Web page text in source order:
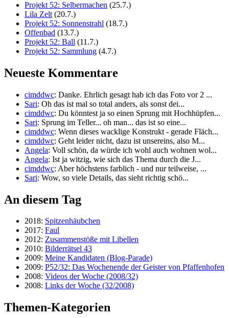
Projekt 52: Selbermachen (25.7.)
Lila Zelt (20.7.)
Projekt 52: Sonnenstrahl (18.7.)
Offenbad (13.7.)
Projekt 52: Ball (11.7.)
Projekt 52: Sammlung (4.7.)
Neueste Kommentare
cimddwc: Danke. Ehrlich gesagt hab ich das Foto vor 2 ...
Sari: Oh das ist mal so total anders, als sonst dei...
cimddwc: Du könntest ja so einen Sprung mit Hochhüpfen...
Sari: Sprung im Teller... oh man... das ist so eine...
cimddwc: Wenn dieses wacklige Konstrukt - gerade Fläch...
cimddwc: Geht leider nicht, dazu ist unsereins, also M...
Angela: Voll schön, da würde ich wohl auch wohnen wol...
Angela: Ist ja witzig, wie sich das Thema durch die J...
cimddwc: Aber höchstens farblich - und nur teilweise, ...
Sari: Wow, so viele Details, das sieht richtig schö...
An diesem Tag
2018: Spitzenhäubchen
2017: Faul
2012: Zusammenstöße mit Libellen
2010: Bilderrätsel 43
2009: Meine Kandidaten (Blog-Parade)
2009: P52/32: Das Wochenende der Geister von Pfaffenhofen
2008: Videos der Woche (2008/32)
2008: Links der Woche (32/2008)
Themen-Kategorien